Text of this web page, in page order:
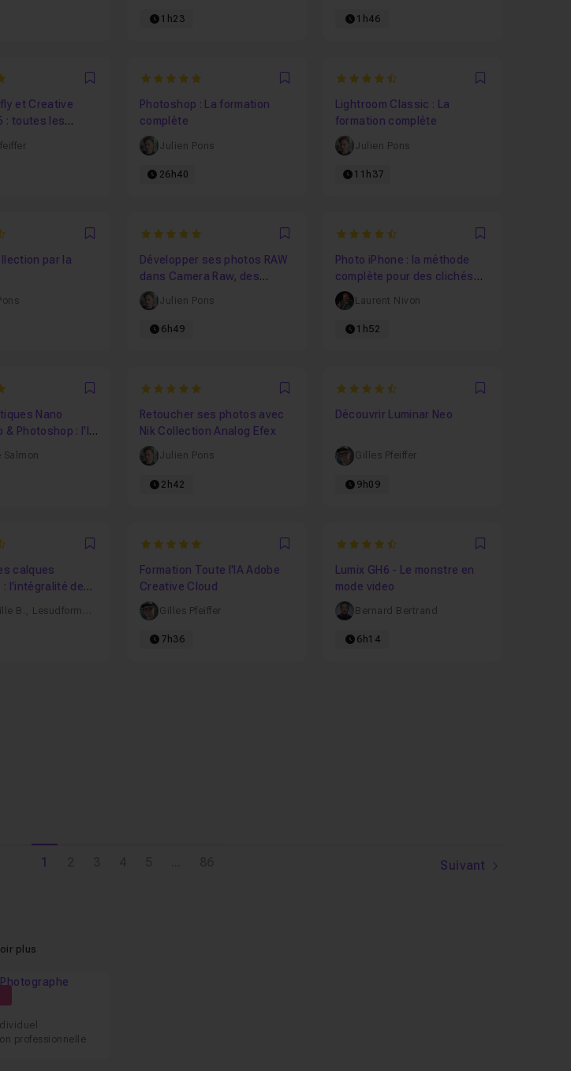
1h23 1h46
Favori
et Creative
: toutes les
IA expliquées
5 Favori
Photoshop : La formation
complète
Julien Pons
26h40
4.6578947368421 Favori
Lightroom Classic : La
formation complète
Julien Pons
11h37
Favori
par la
5 Favori
Développer ses photos RAW
dans Camera Raw, des
réglages de base aux
masques IA
Julien Pons
6h49
4.5 Favori
Photo iPhone : la méthode
complète pour des clichés
dignes d'un photographe
Laurent Nivon
1h52
Favori
Nano
& Photoshop : l'IA
votre
Salmon
5 Favori
Retoucher ses photos avec
Nik Collection Analog Efex
Julien Pons
2h42
4.8 Favori
Découvrir Luminar Neo
Gilles Pfeiffer
9h09
Favori
calques
: l'intégralité des
B.
5 Favori
Formation Toute l'IA Adobe
Creative Cloud
Gilles Pfeiffer
7h36
4.75 Favori
Lumix GH6 - Le monstre en
mode video
Bernard Bertrand
6h14
1 Suivant
plus
professionnelle